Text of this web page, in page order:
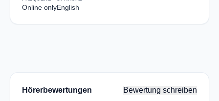
Online onlyEnglish
Hörerbewertungen Bewertung schreiben